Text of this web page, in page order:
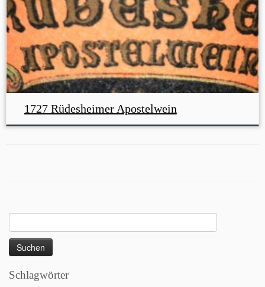
1727 Rüdesheimer Apostelwein
nach:
Schlagwörter